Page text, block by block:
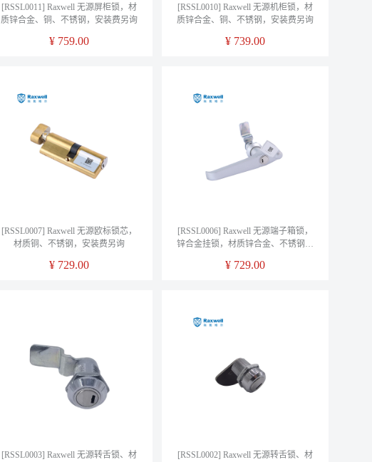
[RSSL0011] Raxwell 无源屏柜锁，材
质锌合金、铜、不锈钢，安装费另询
¥ 759.00
[RSSL0010] Raxwell 无源机柜锁，材
质锌合金、铜、不锈钢，安装费另询
¥ 739.00
[RSSL0007] Raxwell 无源欧标锁芯，
材质铜、不锈钢，安装费另询
¥ 729.00
[RSSL0006] Raxwell 无源端子箱锁，
锌合金挂锁，材质锌合金、不锈钢、
¥ 729.00
[RSSL0003] Raxwell 无源转舌锁、材
[RSSL0002] Raxwell 无源转舌锁、材